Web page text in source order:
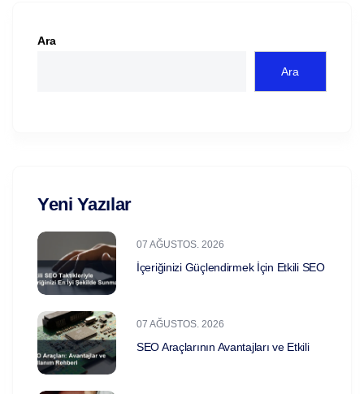
Ara
Ara
Yeni Yazılar
07 AĞUSTOS. 2026
İçeriğinizi Güçlendirmek İçin Etkili SEO
07 AĞUSTOS. 2026
SEO Araçlarının Avantajları ve Etkili